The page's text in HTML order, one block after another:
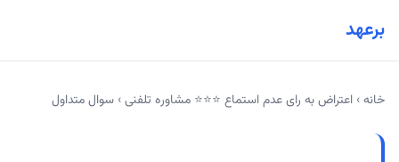
برعهد
خانه› اعتراض به رای عدم استماع ⭐⭐⭐ مشاوره تلفنی› سوال متداول